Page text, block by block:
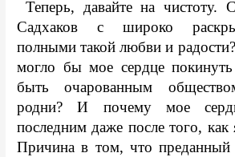
Садхаков с широко
полными такой любви и
могло бы мое сердце
быть очарованным
родни? И почему мое
последним даже после того,
Причина в том, что